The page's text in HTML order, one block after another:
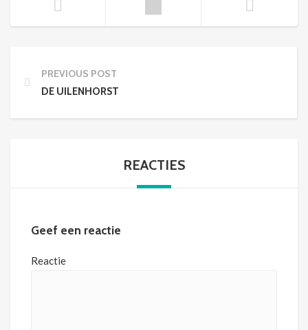
PREVIOUS POST
DE UILENHORST
REACTIES
Geef een reactie
Reactie